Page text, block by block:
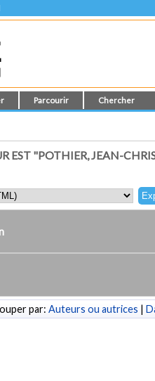
Parcourir Chercher
EST "POTHIER, JEAN-
par: Auteurs ou autrices |